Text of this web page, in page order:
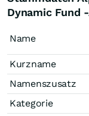
Dynamic Fund
Name
Kurzname
Namenszusatz
Kategorie